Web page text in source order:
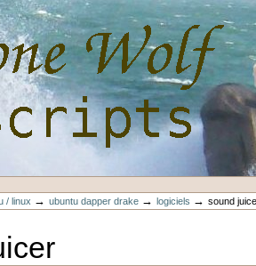
/ linux →ubuntu dapper drake →logiciels →sound